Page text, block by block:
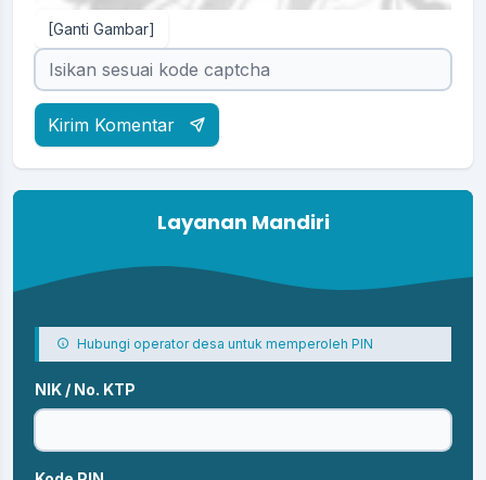
[Ganti Gambar]
Kirim Komentar
Layanan Mandiri
Hubungi operator desa untuk memperoleh PIN
NIK / No. KTP